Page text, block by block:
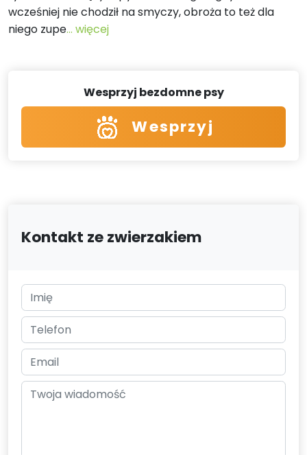
wcześniej nie chodził na smyczy, obroża to też dla
niego zupe... więcej
Wesprzyj bezdomne psy
Wesprzyj
Kontakt ze zwierzakiem